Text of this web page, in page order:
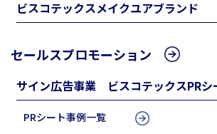
ビスコテックスメイクユアブランド
セールスプロモーション
サイン広告事業 ビスコテックスPRシ
PRシート事例一覧